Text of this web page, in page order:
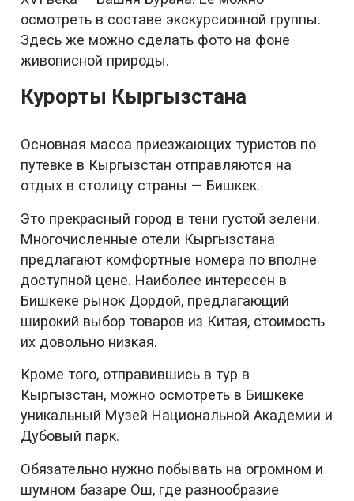
осмотреть в составе экскурсионной группы.
Здесь же можно сделать фото на фоне
живописной природы.
Курорты Кыргызстана
Основная масса приезжающих туристов по
путевке в Кыргызстан отправляются на
отдых в столицу страны — Бишкек.
Это прекрасный город в тени густой зелени.
Многочисленные отели Кыргызстана
предлагают комфортные номера по вполне
доступной цене. Наиболее интересен в
Бишкеке рынок Дордой, предлагающий
широкий выбор товаров из Китая, стоимость
их довольно низкая.
Кроме того, отправившись в тур в
Кыргызстан, можно осмотреть в Бишкеке
уникальный Музей Национальной Академии и
Дубовый парк.
Обязательно нужно побывать на огромном и
шумном базаре Ош, где разнообразие